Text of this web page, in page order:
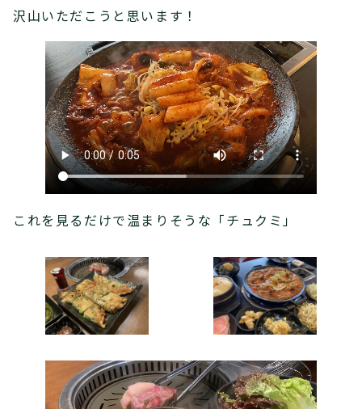
沢山いただこうと思います！
これを見るだけで温まりそうな「チュクミ」